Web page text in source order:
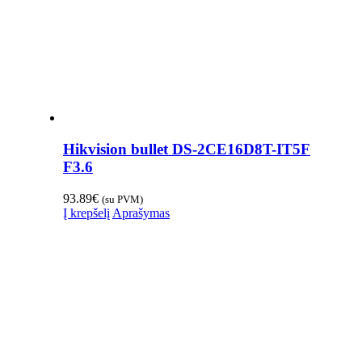
Hikvision bullet DS-2CE16D8T-IT5F
F3.6
93.89€ (su PVM)
Į krepšelį Aprašymas